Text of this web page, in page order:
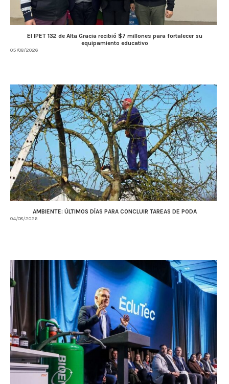
El IPET 132 de Alta Gracia recibió $7 millones para fortalecer su
equipamiento educativo
05/08/2026
AMBIENTE: ÚLTIMOS DÍAS PARA CONCLUIR TAREAS DE PODA
04/08/2026